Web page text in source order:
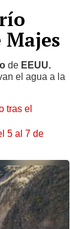
de EEUU.
el agua a la
tras el
5 al 7 de